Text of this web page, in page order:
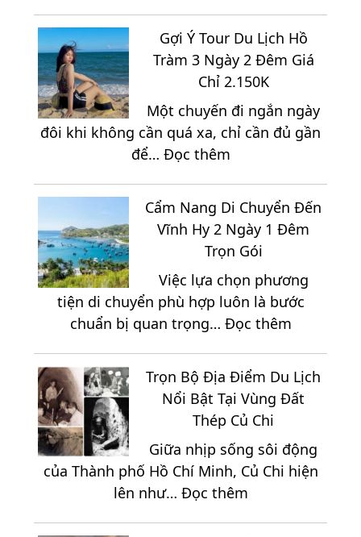
Tổ
Chức
Team
Building
Du
Lịch
Chữ
3
Ngày
2
Đêm
Nghiệm
Quan
Trọng
Đi
Mũi
2
Ngày
1
Gợi Ý Tour Du Lịch Hồ
Tràm 3 Ngày 2 Đêm Giá
Chỉ 2.150K
Một chuyến đi ngắn ngày
đôi khi không cần quá xa, chỉ cần đủ gần
để… Đọc thêm:
Ý
Tour
Du
Lịch
Hồ
Tràm
3
Ngày
2
Đêm
Giá
2.150K
Cẩm Nang Di Chuyển Đến
Vĩnh Hy 2 Ngày 1 Đêm
Trọn Gói
Việc lựa chọn phương
tiện di chuyển phù hợp luôn là bước
chuẩn bị quan trọng… Đọc thêm:
Nang
Di
Chuyển
Vĩnh
Hy
Ngày
Trọn Bộ Địa Điểm Du Lịch
Nổi Bật Tại Vùng Đất
Thép Củ Chi
Giữa nhịp sống sôi động
của Thành phố Hồ Chí Minh, Củ Chi hiện
lên như… Đọc thêm: